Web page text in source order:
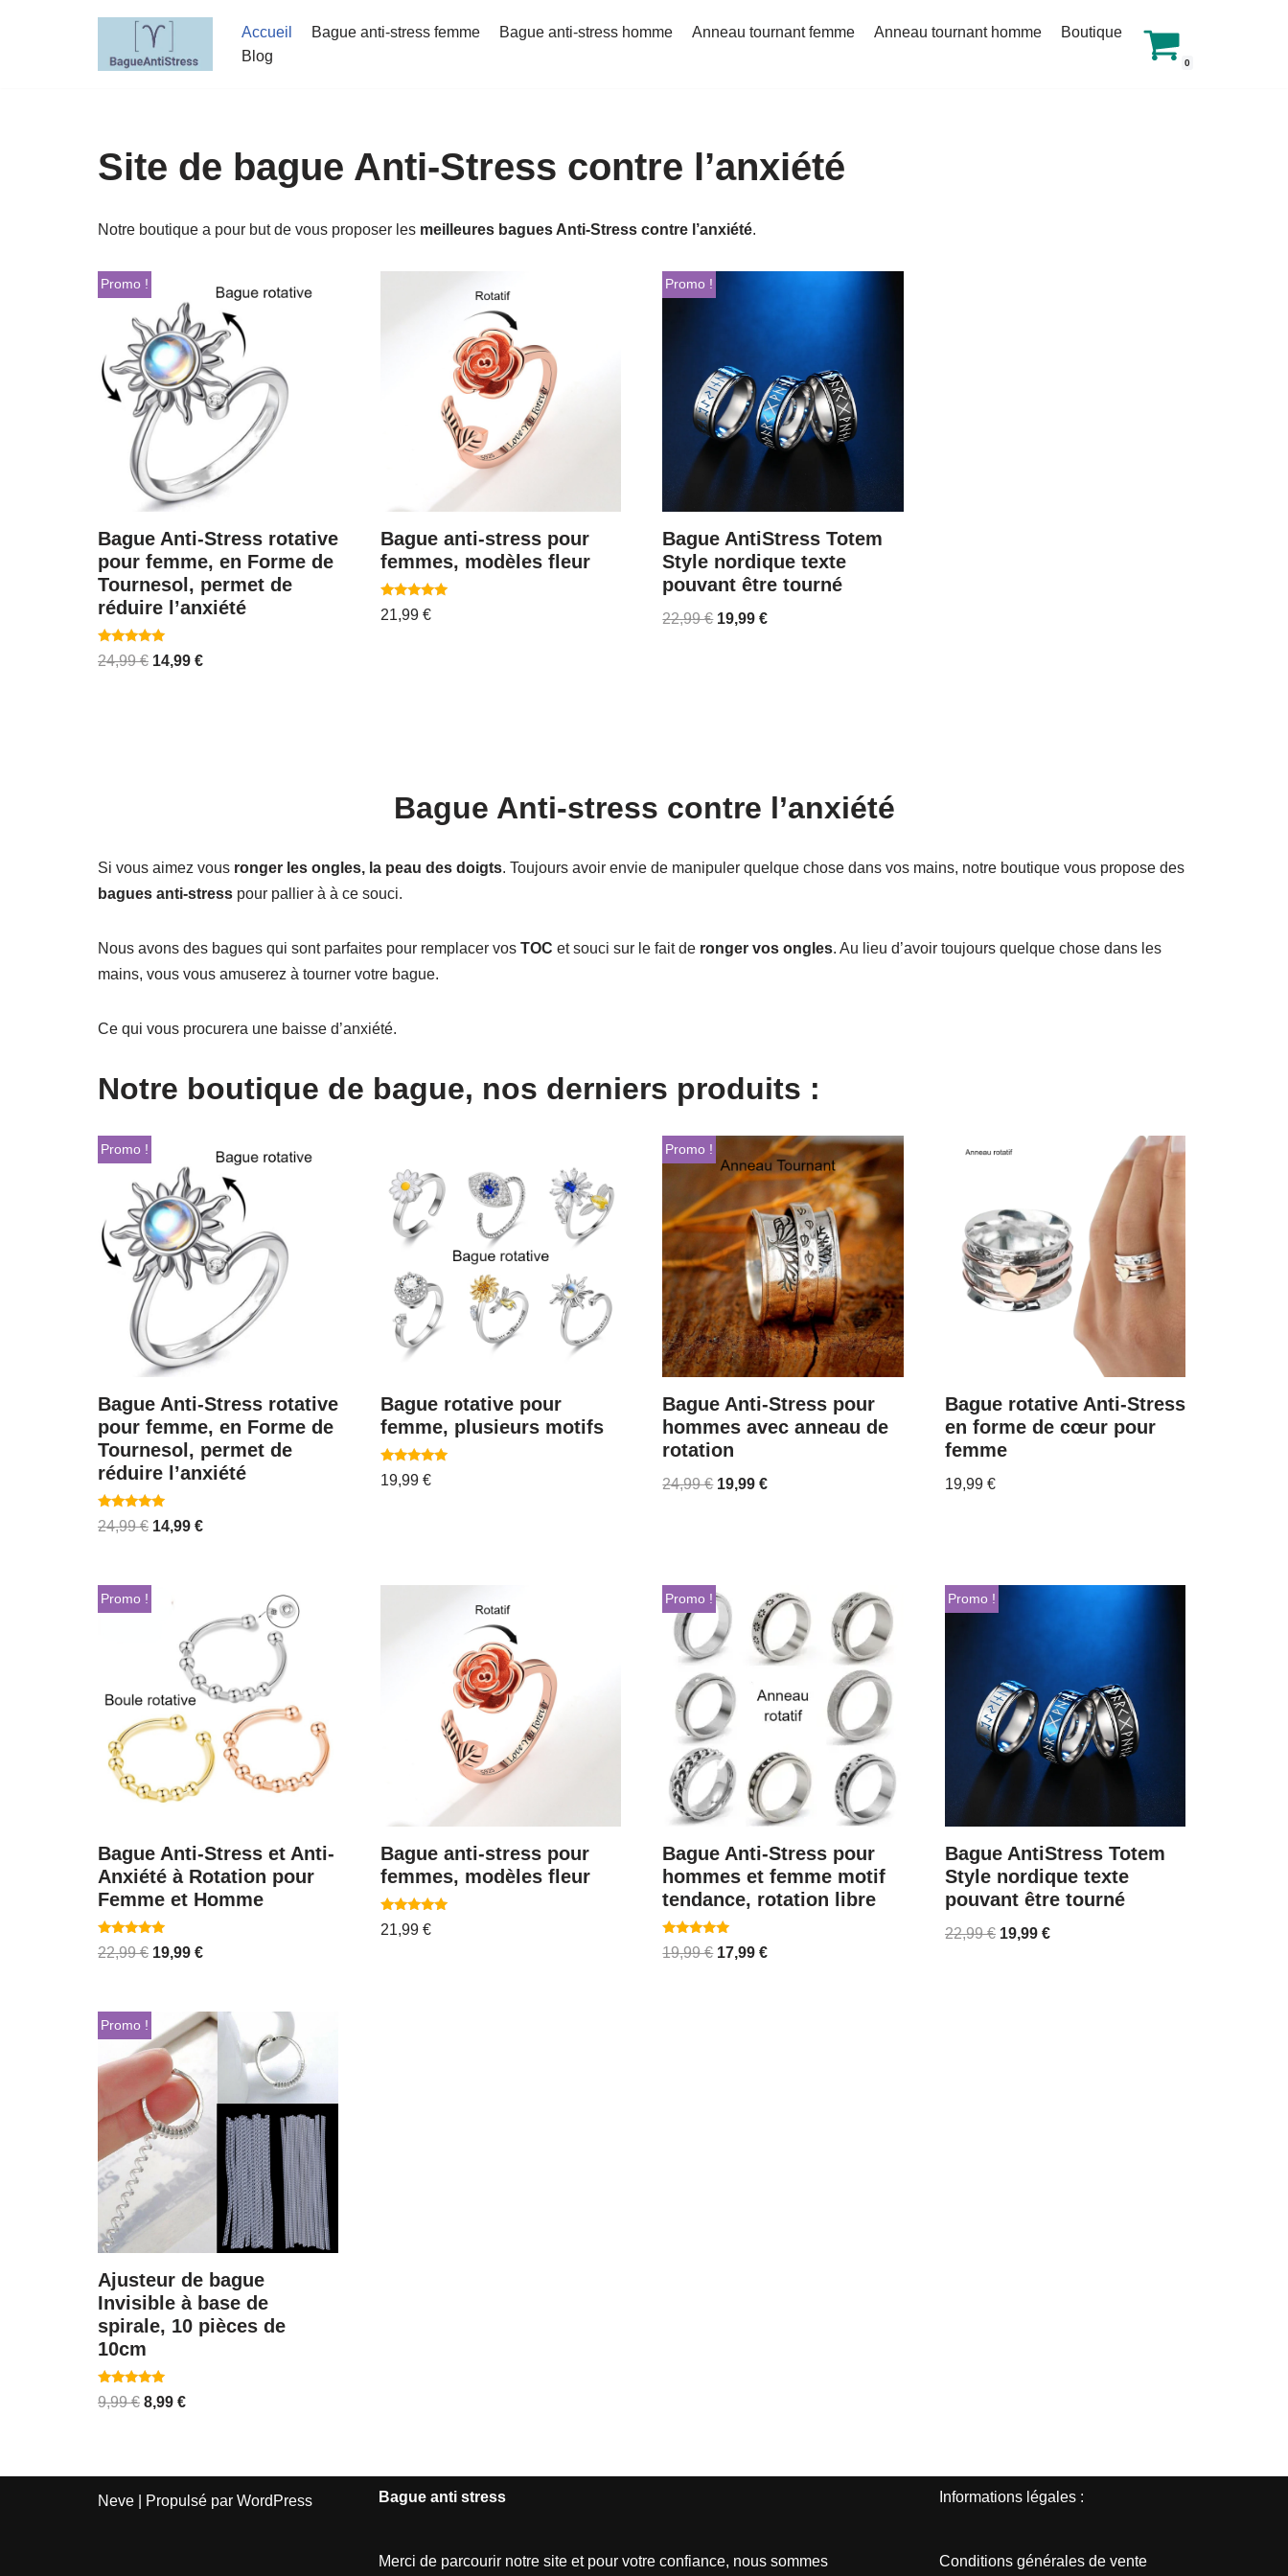
Accueil Bague anti-stress femme Bague anti-stress homme Anneau tournant femme Anneau tournant homme
Boutique
Blog
0
Site de bague Anti-Stress contre l’anxiété
Notre boutique a pour but de vous proposer les meilleures bagues Anti-Stress contre l’anxiété.
Promo !
Bague Anti-Stress rotative
pour femme, en Forme de
Tournesol, permet de
réduire l’anxiété
Note
4.83
24,99€ 14,99 €
Bague anti-stress pour
femmes, modèles fleur
Note
5.00
21,99 €
Promo !
Bague AntiStress Totem
Style nordique texte
pouvant être tourné
22,99€ 19,99€
Bague Anti-stress contre l’anxiété
Si vous aimez vous ronger les ongles, la peau des doigts. Toujours avoir envie de manipuler quelque chose dans vos mains, notre boutique vous propose des
bagues anti-stress pour pallier à à ce souci.
Nous avons des bagues qui sont parfaites pour remplacer vos TOC et souci sur le fait de ronger vos ongles. Au lieu d’avoir toujours quelque chose dans les
mains, vous vous amuserez à tourner votre bague.
Ce qui vous procurera une baisse d’anxiété.
Notre boutique de bague, nos derniers produits :
Promo !
Bague Anti-Stress rotative
pour femme, en Forme de
Tournesol, permet de
réduire l’anxiété
Note
4.83
24,99€ 14,99 €
Bague rotative pour
femme, plusieurs motifs
Note
5.00
19,99 €
Promo !
Bague Anti-Stress pour
hommes avec anneau de
rotation
24,99€ 19,99€
Bague rotative Anti-Stress
en forme de cœur pour
femme
19,99€
Promo !
Bague Anti-Stress et Anti-
Anxiété à Rotation pour
Femme et Homme
Note
4.94
22,99€ 19,99 €
Bague anti-stress pour
femmes, modèles fleur
Note
5.00
21,99 €
Promo !
Bague Anti-Stress pour
hommes et femme motif
tendance, rotation libre
Note
4.82
19,99€ 17,99€
Promo !
Bague AntiStress Totem
Style nordique texte
pouvant être tourné
22,99€ 19,99€
Promo !
Ajusteur de bague
Invisible à base de
spirale, 10 pièces de
10cm
Note
5.00
9,99€ 8,99 €
Neve | Propulsé par WordPress Bague anti stress
Merci de parcourir notre site et pour votre confiance, nous sommes
Informations légales :
Conditions générales de vente